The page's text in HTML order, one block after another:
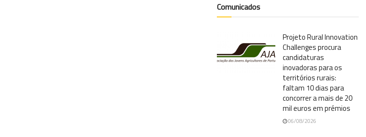
Comunicados
Projeto Rural Innovation
Challenges procura
candidaturas
inovadoras para os
territórios rurais:
faltam 10 dias para
concorrer a mais de 20
mil euros em prémios
06/08/2026